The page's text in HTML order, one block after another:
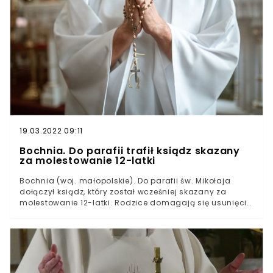
pracowników TVNźródło: podlasie24.pl, wtv.pl zdjęcie
główne: Jack Pease Photography/flickr.com
przekraczają 100 milionów złotych.
19.03.2022 09:11
Bochnia. Do parafii trafił ksiądz skazany
za molestowanie 12-latki
Bochnia (woj. małopolskie). Do parafii św. Mikołaja
dołączył ksiądz, który został wcześniej skazany za
molestowanie 12-latki. Rodzice domagają się usunięcia